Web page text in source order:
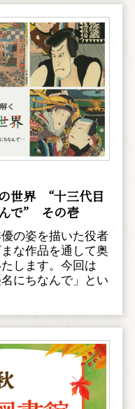
世界 “十三代目
で” その壱
の姿を描いた役者
な作品を通して奥
します。今回は
にちなんで」とい